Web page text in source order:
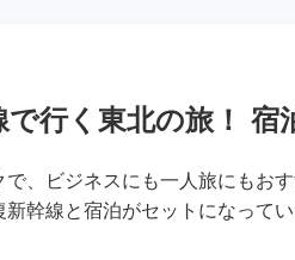
で行く東北の旅！
、ビジネスにも一人旅にもお
幹線と宿泊がセットになって